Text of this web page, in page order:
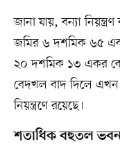
জানা যায়, বন্যা
জমির ৬ দশমিক ৬৫
২০ দশমিক ১৩ একর
বেদখল বাদ দিলে এখন
নিয়ন্ত্রণে রয়েছে।
শতাধিক বহুতল